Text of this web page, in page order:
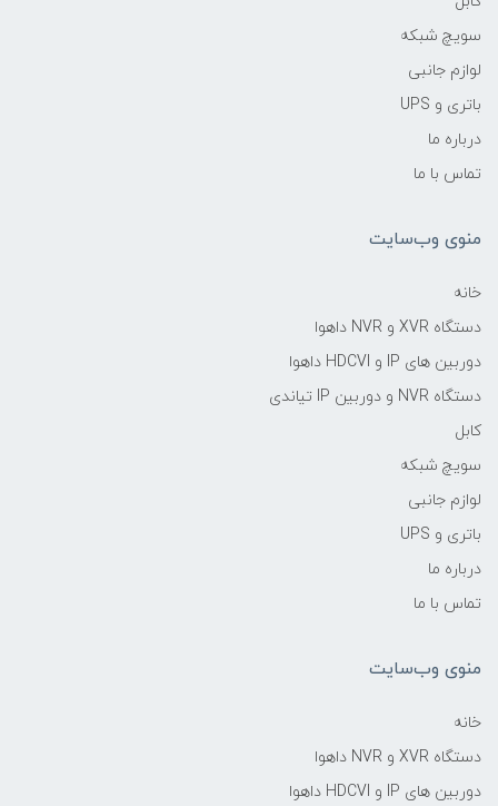
سویچ شبکه
لوازم جانبی
باتری و UPS
درباره ما
تماس با ما
منوی وب‌سایت
خانه
دستگاه XVR و NVR داهوا
دوربین های IP و HDCVI داهوا
دستگاه NVR و دوربین IP تیاندی
کابل
سویچ شبکه
لوازم جانبی
باتری و UPS
درباره ما
تماس با ما
منوی وب‌سایت
خانه
دستگاه XVR و NVR داهوا
دوربین های IP و HDCVI داهوا